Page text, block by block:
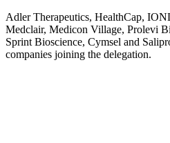
Adler Therapeutics, HealthCap,
Medclair, Medicon Village, Prolevi
Sprint Bioscience, Cymsel and
companies joining the delegation.